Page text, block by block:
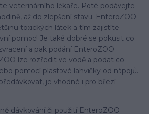
veterinárního lékaře. Poté podávejte
až do zlepšení stavu. EnteroZOO
toxických látek a tím zajistíte
pomoc! Je také dobré se pokusit co
a pak podání EnteroZOO
lze rozředit ve vodě a podat do
pomocí plastové lahvičky od nápojů.
je vhodné i pro březí
dávkování či použití EnteroZOO